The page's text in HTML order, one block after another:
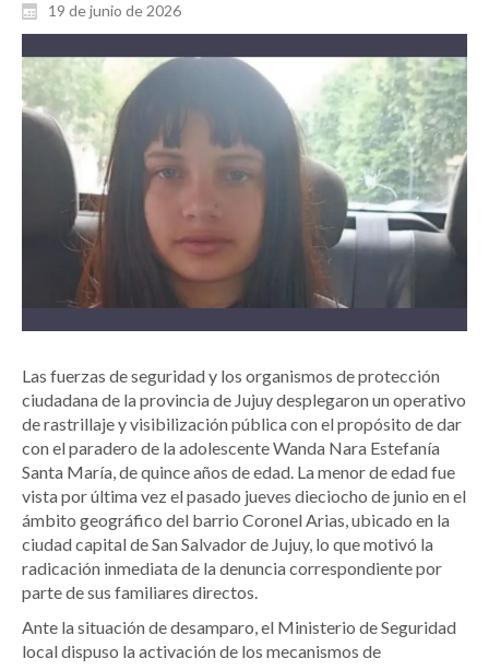
19 de junio de 2026
Las fuerzas de seguridad y los organismos de protección
ciudadana de la provincia de Jujuy desplegaron un operativo
de rastrillaje y visibilización pública con el propósito de dar
con el paradero de la adolescente Wanda Nara Estefanía
Santa María, de quince años de edad. La menor de edad fue
vista por última vez el pasado jueves dieciocho de junio en el
ámbito geográfico del barrio Coronel Arias, ubicado en la
ciudad capital de San Salvador de Jujuy, lo que motivó la
radicación inmediata de la denuncia correspondiente por
parte de sus familiares directos.
Ante la situación de desamparo, el Ministerio de Seguridad
local dispuso la activación de los mecanismos de